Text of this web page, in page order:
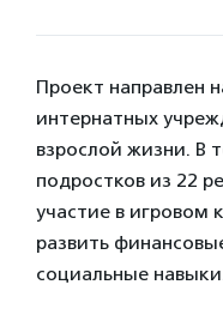
Проект направлен
интернатных
взрослой жизни. В
подростков из 22
участие в игровом
развить
социальные